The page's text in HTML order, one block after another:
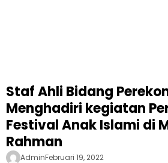
Staf Ahli Bidang
Menghadiri kegiatan
Festival Anak Islami di
Rahman
AdminFebruari 19, 2022